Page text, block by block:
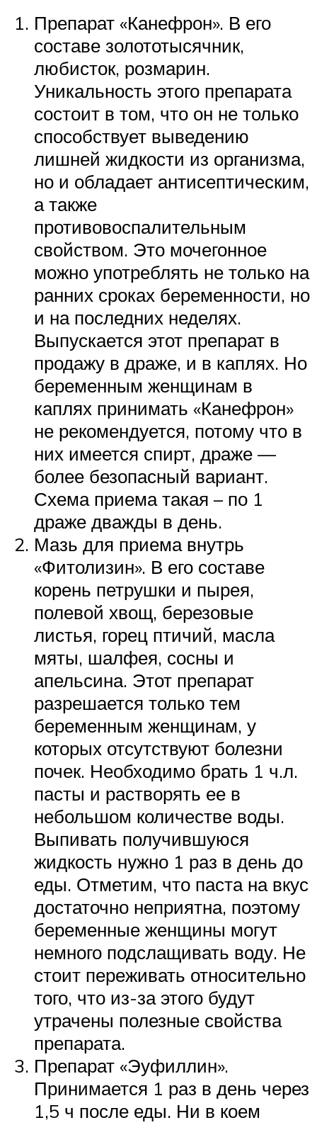
Препарат «Канефрон». В его
составе золототысячник,
любисток, розмарин.
Уникальность этого препарата
состоит в том, что он не только
способствует выведению
лишней жидкости из организма,
но и обладает антисептическим,
а также
противовоспалительным
свойством. Это мочегонное
можно употреблять не только на
ранних сроках беременности, но
и на последних неделях.
Выпускается этот препарат в
продажу в драже, и в каплях. Но
беременным женщинам в
каплях принимать «Канефрон»
не рекомендуется, потому что в
них имеется спирт, драже —
более безопасный вариант.
Схема приема такая – по 1
драже дважды в день.
Мазь для приема внутрь
«Фитолизин». В его составе
корень петрушки и пырея,
полевой хвощ, березовые
листья, горец птичий, масла
мяты, шалфея, сосны и
апельсина. Этот препарат
разрешается только тем
беременным женщинам, у
которых отсутствуют болезни
почек. Необходимо брать 1 ч.л.
пасты и растворять ее в
небольшом количестве воды.
Выпивать получившуюся
жидкость нужно 1 раз в день до
еды. Отметим, что паста на вкус
достаточно неприятна, поэтому
беременные женщины могут
немного подслащивать воду. Не
стоит переживать относительно
того, что из-за этого будут
утрачены полезные свойства
препарата.
Препарат «Эуфиллин».
Принимается 1 раз в день через
1,5 ч после еды. Ни в коем